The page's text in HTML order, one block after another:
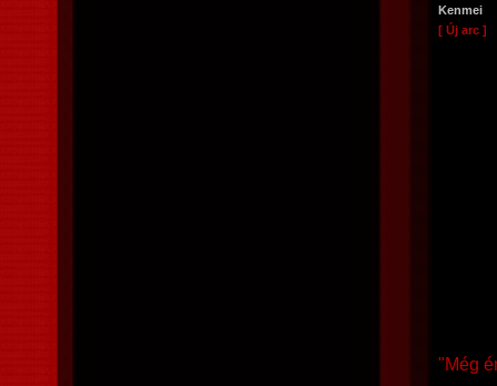
Kenmei
[ Új arc ]
"Még